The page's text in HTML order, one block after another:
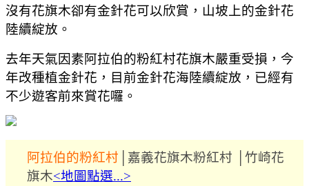
沒有花旗木卻有金針花可以欣賞，山坡上的金針花
陸續綻放。
去年天氣因素阿拉伯的粉紅村花旗木嚴重受損，今
年改種植金針花，目前金針花海陸續綻放，已經有
不少遊客前來賞花囉。
阿拉伯的粉紅村 │嘉義花旗木粉紅村 │竹崎花
旗木<地圖點選...>